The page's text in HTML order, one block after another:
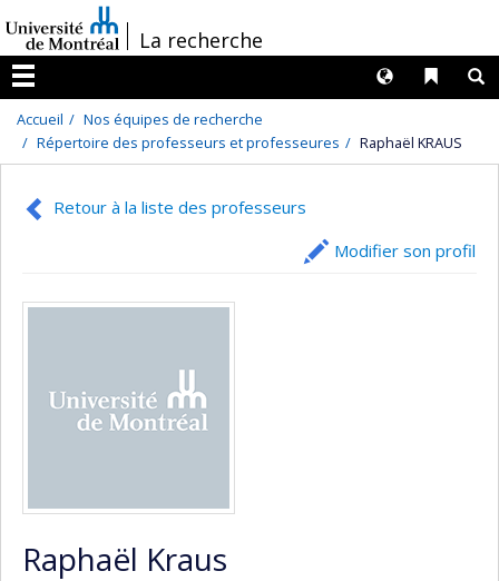
au
contenu
/La recherche
Menu
Liens
Langues
Accueil
Nos équipes de recherche
Répertoire des professeurs et professeures
Raphaël KRAUS
Retour à la liste des professeurs
Modifier son profil
Raphaël Kraus